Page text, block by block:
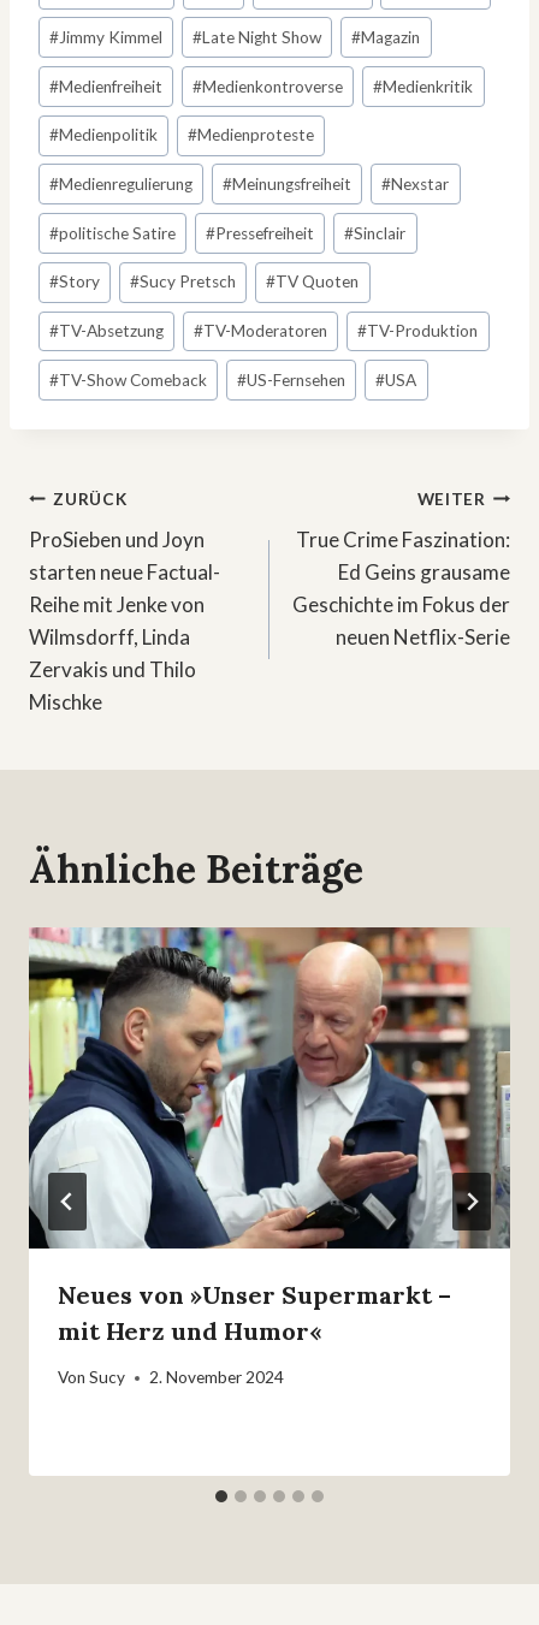
#Jimmy Kimmel #Late Night Show #Magazin
#Medienfreiheit #Medienkontroverse #Medienkritik
#Medienpolitik #Medienproteste
#Medienregulierung #Meinungsfreiheit #Nexstar
#politische Satire #Pressefreiheit #Sinclair
#Story #Sucy Pretsch #TV Quoten
#TV-Absetzung #TV-Moderatoren #TV-Produktion
#TV-Show Comeback #US-Fernsehen #USA
Beitragsnavigation
ZURÜCK
ProSieben und Joyn
starten neue Factual-
Reihe mit Jenke von
Wilmsdorff, Linda
Zervakis und Thilo
Mischke
WEITER
True Crime Faszination:
Ed Geins grausame
Geschichte im Fokus der
neuen Netflix-Serie
Ähnliche Beiträge
Neues von »Unser Supermarkt –
mit Herz und Humor«
Von Sucy 2. November 2024